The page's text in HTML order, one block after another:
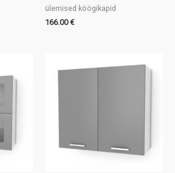
ülemised köögikapid
166.00€